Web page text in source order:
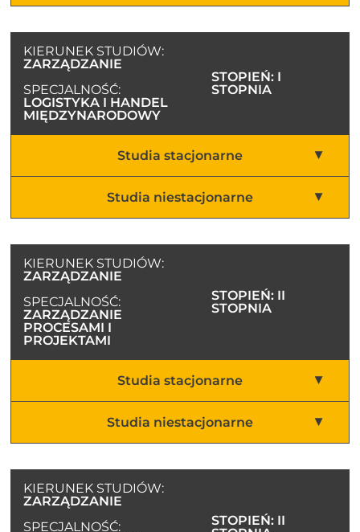
KIERUNEK STUDIÓW:
ZARZĄDZANIE
SPECJALNOŚĆ:
LOGISTYKA I HANDEL
MIĘDZYNARODOWY
STOPIEŃ: I
STOPNIA
Studia stacjonarne
Studia niestacjonarne
KIERUNEK STUDIÓW:
ZARZĄDZANIE
SPECJALNOŚĆ:
ZARZĄDZANIE
PROCESAMI I
PROJEKTAMI
STOPIEŃ: II
STOPNIA
Studia stacjonarne
Studia niestacjonarne
KIERUNEK STUDIÓW:
ZARZĄDZANIE
SPECJALNOŚĆ:
STOPIEŃ: II